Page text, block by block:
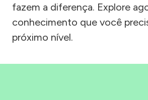
fazem a diferença. Explore
conhecimento que você
próximo nível.